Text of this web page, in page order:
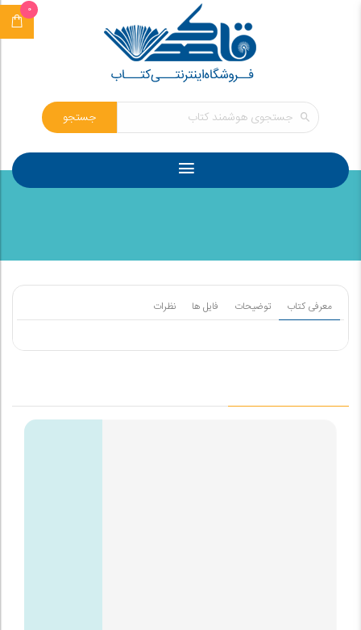
0
جستجو
معرفی کتاب توضیحات فایل ها نظرات